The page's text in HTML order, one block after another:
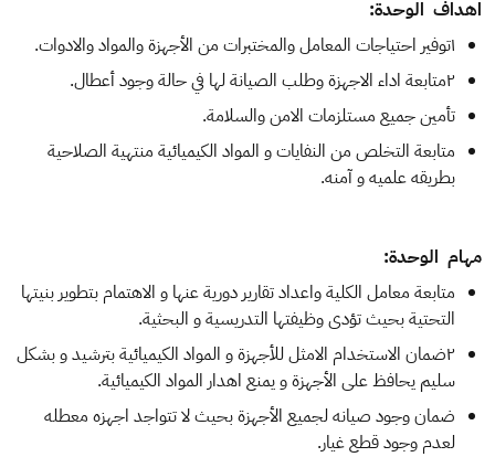
اهداف الوحدة:
١توفير احتياجات المعامل والمختبرات من الأجهزة والمواد والادوات.
٢متابعة اداء الاجهزة وطلب الصيانة لها في حالة وجود أعطال.
تأمين جميع مستلزمات الامن والسلامة.
متابعة التخلص من النفايات و المواد الكيميائية منتهية الصلاحية
بطريقه علميه و آمنه.
مهام الوحدة:
متابعة معامل الكلية واعداد تقارير دورية عنها و الاهتمام بتطوير بنيتها
التحتية بحيث تؤدى وظيفتها التدريسية و البحثية.
٢ضمان الاستخدام الامثل للأجهزة و المواد الكيميائية بترشيد و بشكل
سليم يحافظ على الأجهزة و يمنع اهدار المواد الكيميائية.
ضمان وجود صيانه لجميع الأجهزة بحيث لا تتواجد اجهزه معطله
لعدم وجود قطع غيار.